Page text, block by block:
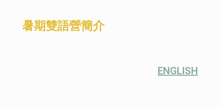
暑期雙語營簡介
ENGLISH